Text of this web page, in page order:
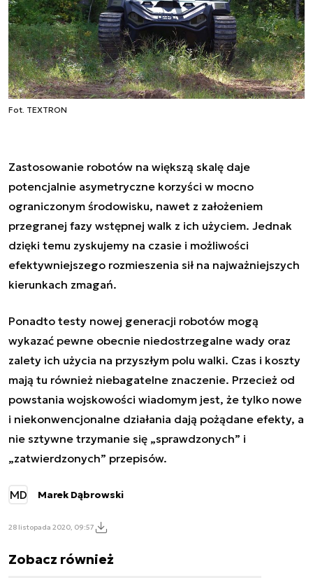
Fot. TEXTRON
Zastosowanie robotów na większą skalę daje
potencjalnie asymetryczne korzyści w mocno
ograniczonym środowisku, nawet z założeniem
przegranej fazy wstępnej walk z ich użyciem. Jednak
dzięki temu zyskujemy na czasie i możliwości
efektywniejszego rozmieszenia sił na najważniejszych
kierunkach zmagań.
Ponadto testy nowej generacji robotów mogą
wykazać pewne obecnie niedostrzegalne wady oraz
zalety ich użycia na przyszłym polu walki. Czas i koszty
mają tu również niebagatelne znaczenie. Przecież od
powstania wojskowości wiadomym jest, że tylko nowe
i niekonwencjonalne działania dają pożądane efekty, a
nie sztywne trzymanie się „sprawdzonych” i
„zatwierdzonych” przepisów.
MD Marek Dąbrowski
28 listopada 2020, 09:57
Zobacz również